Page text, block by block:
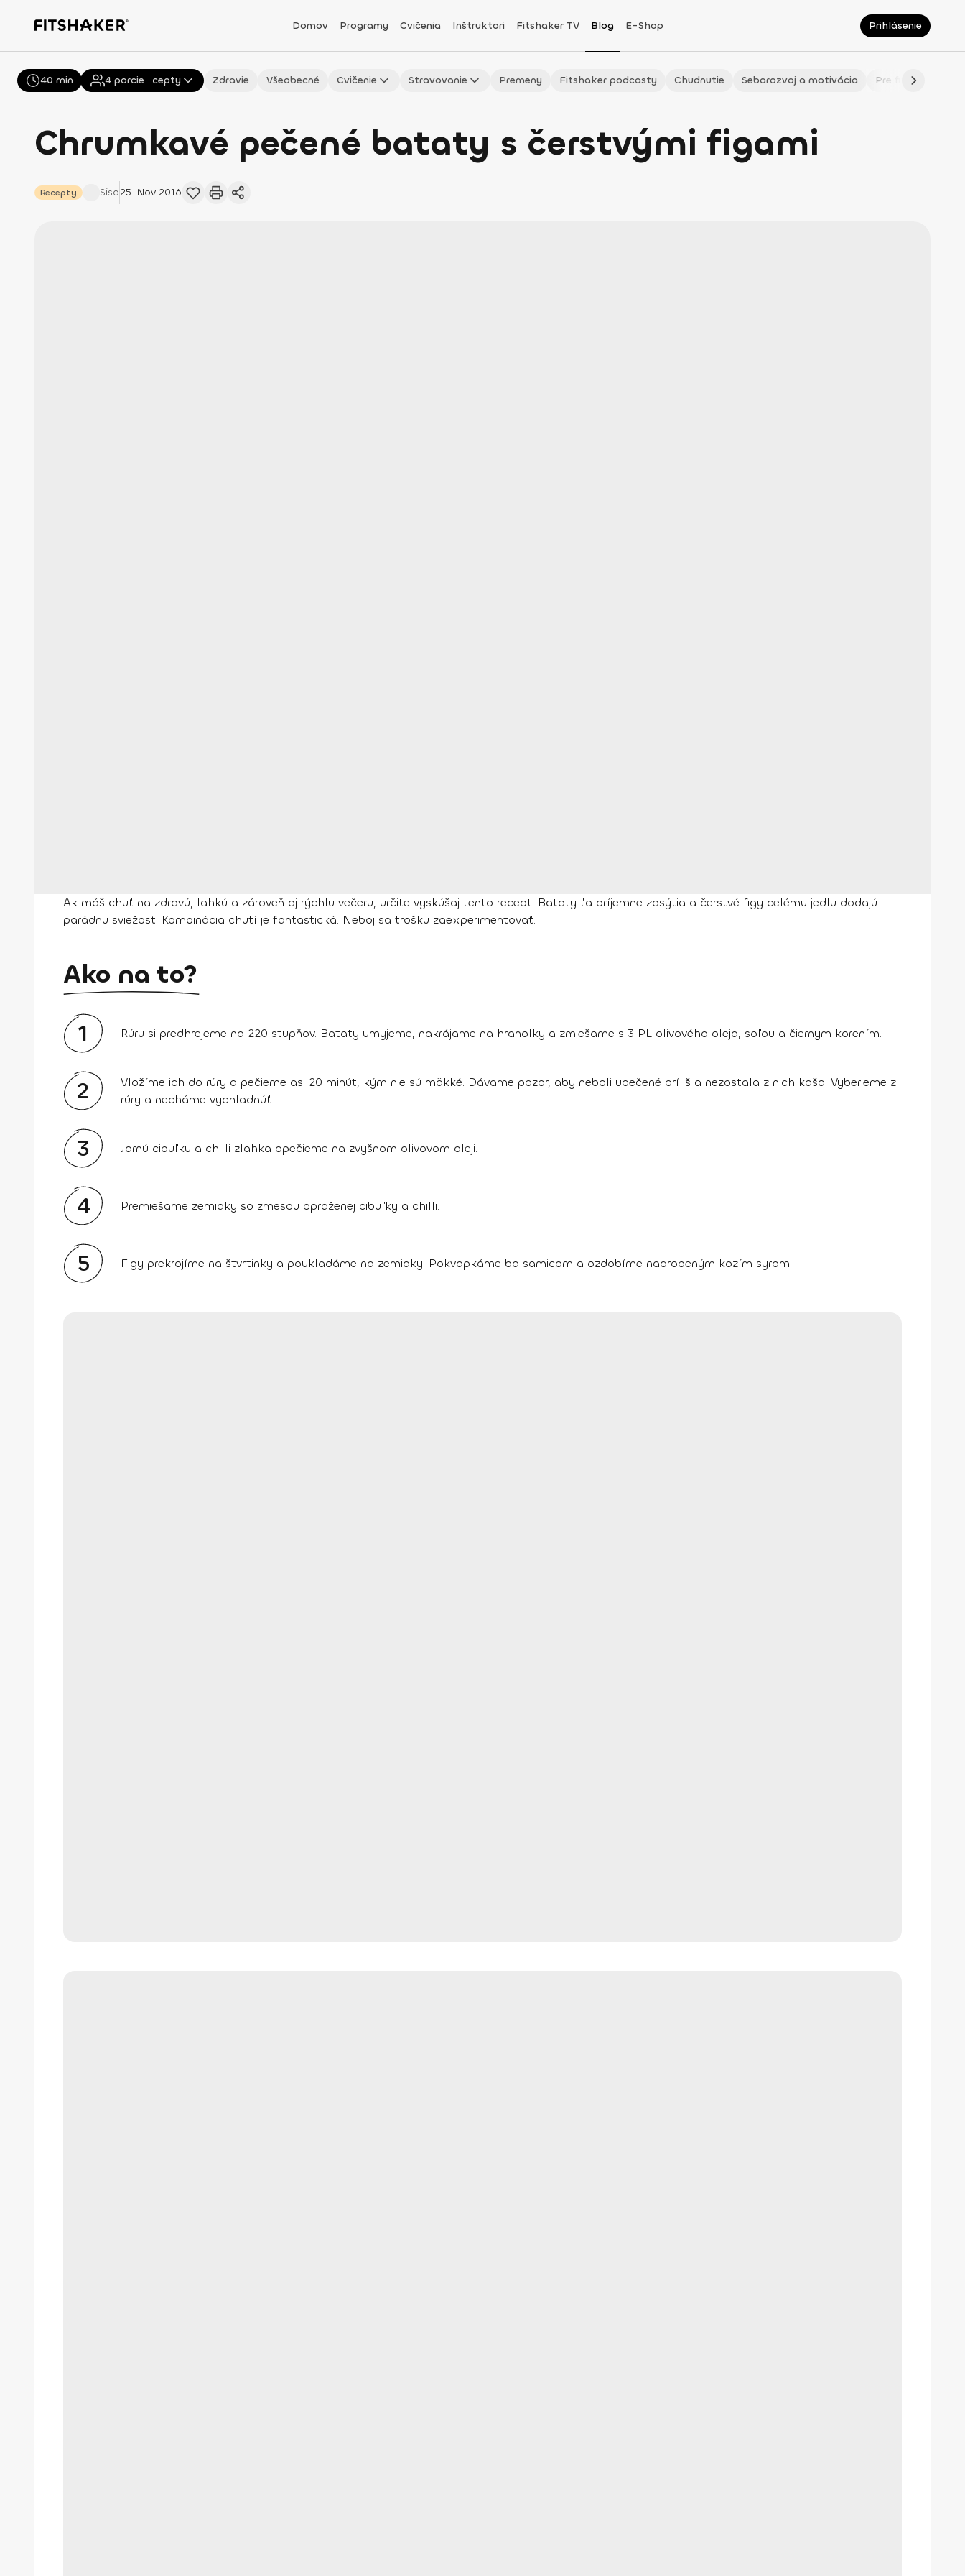
Domov Programy Cvičenia Inštruktori Fitshaker TV Blog E-Shop Prihlásenie
Všetky Recepty Zdravie Všeobecné Cvičenie Stravovanie Premeny Fitshaker podcasty Chudnutie Sebarozvoj a motivácia Pre fitmaminky
Chrumkavé pečené bataty s čerstvými figami
Recepty Sisa25. Nov 2016
40 min 4 porcie
Ak máš chuť na zdravú, ľahkú a zároveň aj rýchlu večeru, určite vyskúšaj tento recept. Bataty ťa príjemne zasýtia a čerstvé figy celému jedlu dodajú
parádnu sviežosť. Kombinácia chutí je fantastická. Neboj sa trošku zaexperimentovať.
Ako na to?
1 Rúru si predhrejeme na 220 stupňov. Bataty umyjeme, nakrájame na hranolky a zmiešame s 3 PL olivového oleja, soľou a čiernym korením.
2
Vložíme ich do rúry a pečieme asi 20 minút, kým nie sú mäkké. Dávame pozor, aby neboli upečené príliš a nezostala z nich kaša. Vyberieme z
rúry a necháme vychladnúť.
3 Jarnú cibuľku a chilli zľahka opečieme na zvyšnom olivovom oleji.
4 Premiešame zemiaky so zmesou opraženej cibuľky a chilli.
5 Figy prekrojíme na štvrtinky a poukladáme na zemiaky. Pokvapkáme balsamicom a ozdobíme nadrobeným kozím syrom.